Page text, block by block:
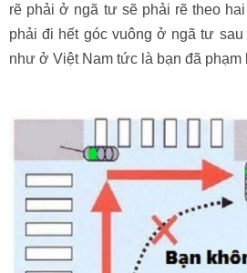
rẽ phải ở ngã tư sẽ phải rẽ theo
phải đi hết góc vuông ở ngã tư
như ở Việt Nam tức là bạn đã phạm